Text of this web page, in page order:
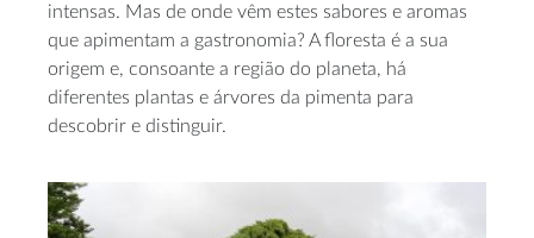
intensas. Mas de onde vêm estes sabores e aromas
que apimentam a gastronomia? A floresta é a sua
origem e, consoante a região do planeta, há
diferentes plantas e árvores da pimenta para
descobrir e distinguir.